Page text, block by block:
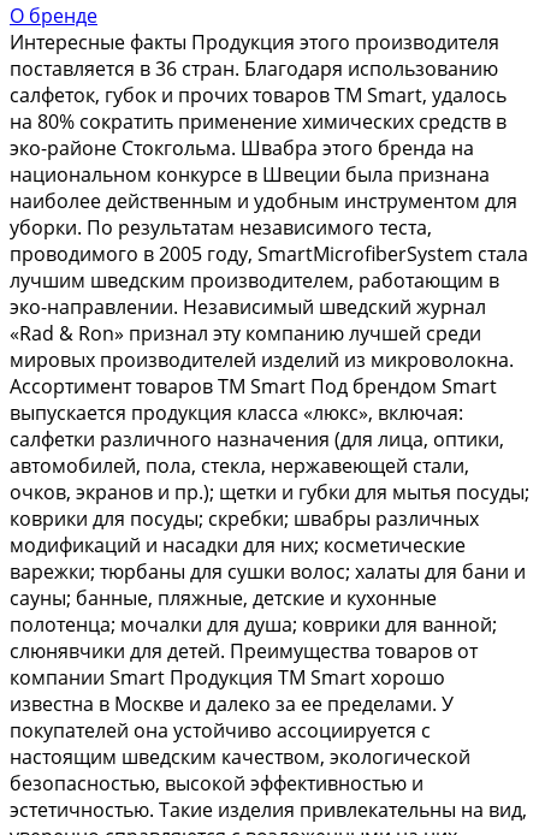
О бренде
Интересные факты Продукция этого производителя
поставляется в 36 стран. Благодаря использованию
салфеток, губок и прочих товаров ТМ Smart, удалось
на 80% сократить применение химических средств в
эко-районе Стокгольма. Швабра этого бренда на
национальном конкурсе в Швеции была признана
наиболее действенным и удобным инструментом для
уборки. По результатам независимого теста,
проводимого в 2005 году, SmartMicrofiberSystem стала
лучшим шведским производителем, работающим в
эко-направлении. Независимый шведский журнал
«Rad & Ron» признал эту компанию лучшей среди
мировых производителей изделий из микроволокна.
Ассортимент товаров ТМ Smart Под брендом Smart
выпускается продукция класса «люкс», включая:
салфетки различного назначения (для лица, оптики,
автомобилей, пола, стекла, нержавеющей стали,
очков, экранов и пр.); щетки и губки для мытья посуды;
коврики для посуды; скребки; швабры различных
модификаций и насадки для них; косметические
варежки; тюрбаны для сушки волос; халаты для бани и
сауны; банные, пляжные, детские и кухонные
полотенца; мочалки для душа; коврики для ванной;
слюнявчики для детей. Преимущества товаров от
компании Smart Продукция ТМ Smart хорошо
известна в Москве и далеко за ее пределами. У
покупателей она устойчиво ассоциируется с
настоящим шведским качеством, экологической
безопасностью, высокой эффективностью и
эстетичностью. Такие изделия привлекательны на вид,